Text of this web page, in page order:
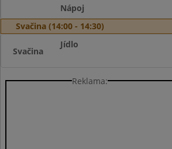
Nápoj
Svačina (14:00 - 14:30)
Svačina
Jídlo
Reklama: